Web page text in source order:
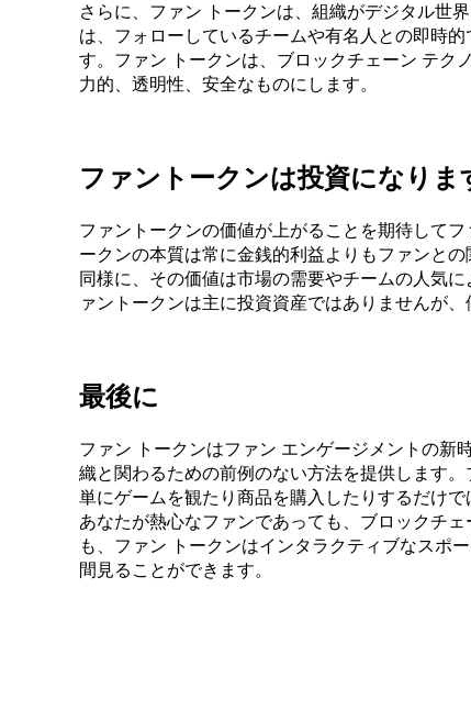
さらに、ファン トークンは、組織がデジタル世
は、フォローしているチームや有名人との即時
す。ファン トークンは、ブロックチェーン テク
力的、透明性、安全なものにします。
ファントークンは投資になりま
ファントークンの価値が上がることを期待して
ークンの本質は常に金銭的利益よりもファンと
同様に、その価値は市場の需要やチームの人気
ァントークンは主に投資資産ではありませんが
最後に
ファン トークンはファン エンゲージメントの新
織と関わるための前例のない方法を提供します
単にゲームを観たり商品を購入したりするだけ
あなたが熱心なファンであっても、ブロックチ
も、ファン トークンはインタラクティブなスポ
間見ることができます。